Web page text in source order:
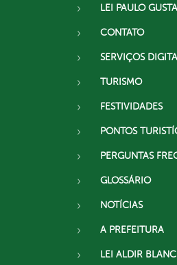
LEI PAULO
CONTATO
SERVIÇOS
TURISMO
FESTIVIDADES
PONTOS
PERGUNTAS
GLOSSÁRIO
NOTÍCIAS
A PREFEITURA
LEI ALDIR